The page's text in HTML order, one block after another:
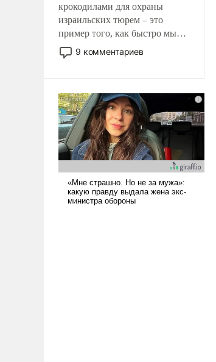
крокодилами для охраны
израильских тюрем – это
пример того, как быстро мы
двигаемся по пути
революционных изменений.
псевдонаучной фантастики,
стало всерьез обсуждаемой
идеей.
9 комментариев